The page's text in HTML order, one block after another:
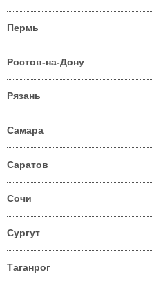
Пермь
Ростов-на-Дону
Рязань
Самара
Саратов
Сочи
Сургут
Таганрог